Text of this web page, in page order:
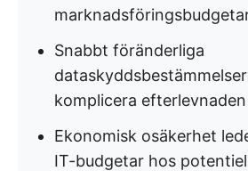
Snabbt föränderliga
komplicera efterlevnaden
Ekonomisk osäkerhet
IT-budgetar hos